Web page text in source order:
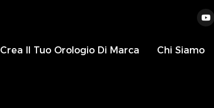
Crea Il Tuo Orologio Di Marca Chi Siamo